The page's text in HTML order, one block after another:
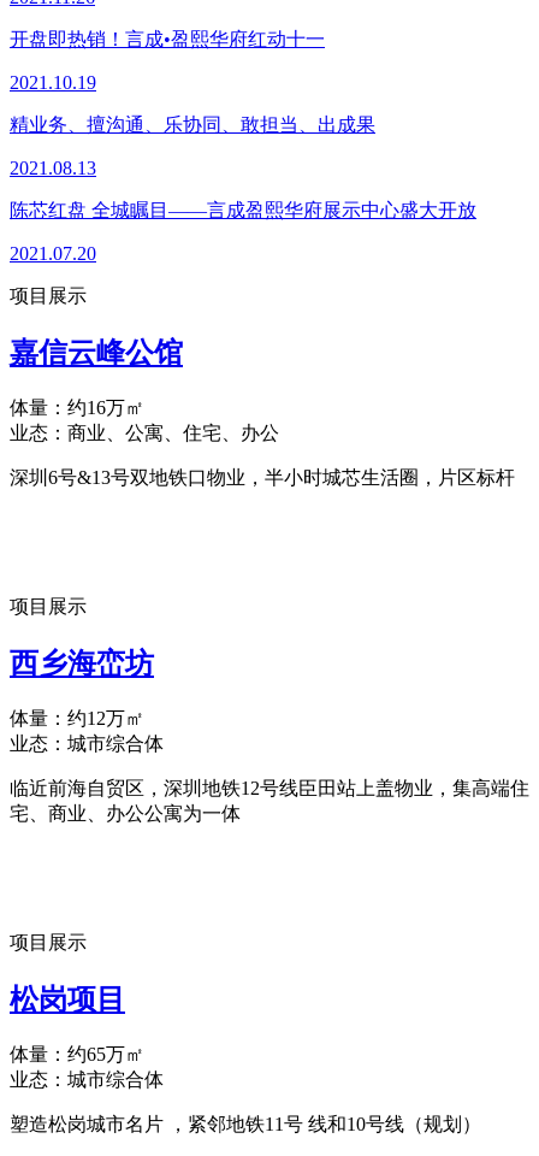
开盘即热销！言成•盈熙华府红动十一
2021.10.19
精业务、擅沟通、乐协同、敢担当、出成果
2021.08.13
陈芯红盘 全城瞩目——言成盈熙华府展示中心盛大开放
2021.07.20
项目展示
嘉信云峰公馆
体量：约16万㎡
业态：商业、公寓、住宅、办公
深圳6号&13号双地铁口物业，半小时城芯生活圈，片区标杆
项目展示
西乡海峦坊
体量：约12万㎡
业态：城市综合体
临近前海自贸区，深圳地铁12号线臣田站上盖物业，集高端住
宅、商业、办公公寓为一体
项目展示
松岗项目
体量：约65万㎡
业态：城市综合体
塑造松岗城市名片 ，紧邻地铁11号 线和10号线（规划）